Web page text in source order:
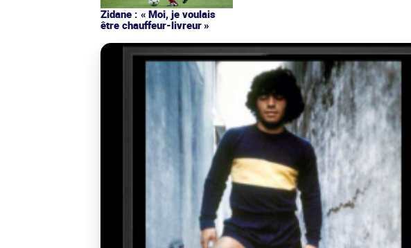
Zidane : « Moi, je voulais
être chauffeur-livreur »